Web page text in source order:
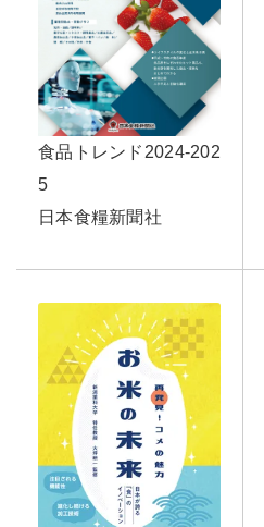
食品トレンド2024-202
5
日本食糧新聞社